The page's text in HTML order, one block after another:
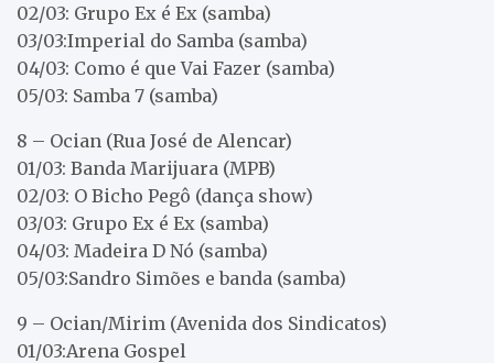
02/03: Grupo Ex é Ex (samba)
03/03:Imperial do Samba (samba)
04/03: Como é que Vai Fazer (samba)
05/03: Samba 7 (samba)
8 – Ocian (Rua José de Alencar)
01/03: Banda Marijuara (MPB)
02/03: O Bicho Pegô (dança show)
03/03: Grupo Ex é Ex (samba)
04/03: Madeira D Nó (samba)
05/03:Sandro Simões e banda (samba)
9 – Ocian/Mirim (Avenida dos Sindicatos)
01/03:Arena Gospel